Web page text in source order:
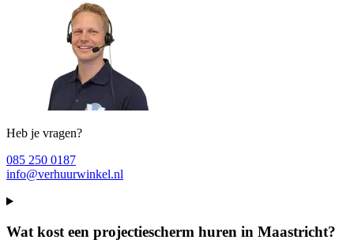
Heb je vragen?
085 250 0187
info@verhuurwinkel.nl
Wat kost een projectiescherm huren in Maastricht?